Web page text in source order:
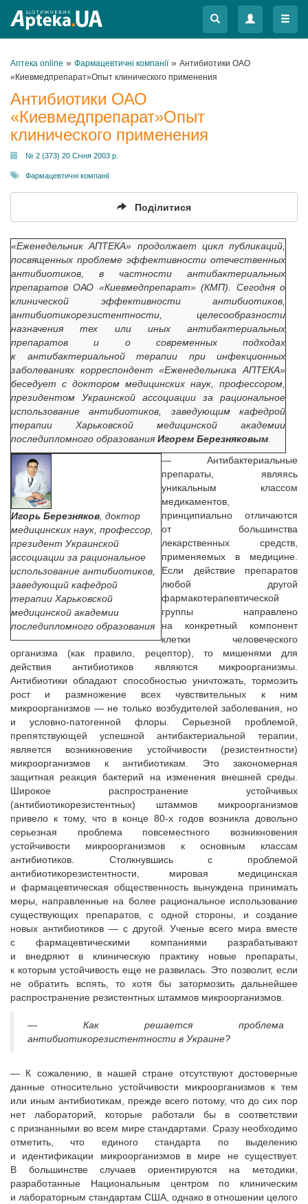
Меню
Меню
Аптека online » Фармацевтичні компанії» Антибиотики ОАО
«Киевмедпрепарат»Опыт клинического применения
Антибиотики ОАО
«Киевмедпрепарат»Опыт
клинического применения
№ 2 (373) 20 Січня 2003 р.
Фармацевтичні компанії
Поділитися
«Еженедельник АПТЕКА» продолжает цикл публикаций,
посвященных проблеме эффективности отечественных
антибиотиков, в частности антибактериальных
препаратов ОАО «Киевмедпрепарат» (КМП). Сегодня о
клинической эффективности антибиотиков,
антибиотикорезистентности, целесообразности
назначения тех или иных антибактериальных
препаратов и о современных подходах
к антибактериальной терапии при инфекционных
заболеваниях корреспондент «Еженедельника АПТЕКА»
беседует с доктором медицинских наук, профессором,
президентом Украинской ассоциации за рациональное
использование антибиотиков, заведующим кафедрой
терапии Харьковской медицинской академии
последипломного образования Игорем Березняковым
Игорь Березняков , доктор
медицинских наук, профессор,
президент Украинской
ассоциации за рациональное
использование антибиотиков,
заведующий кафедрой
терапии Харьковской
медицинской академии
последипломного образования
—
Антибактериальные
препараты, являясь
уникальным классом
медикаментов,
принципиально отличаются
от большинства
лекарственных средств,
применяемых в медицине.
Если действие препаратов
любой другой
фармакотерапевтической
группы направлено
на конкретный компонент
клетки человеческого
организма (как правило, рецептор), то мишенями для
действия антибиотиков являются микроорганизмы.
Антибиотики обладают способностью уничтожать, тормозить
рост и размножение всех чувствительных к ним
микроорганизмов — не только возбудителей заболевания, но
и условно-патогенной флоры. Серьезной проблемой,
препятствующей успешной антибактериальной терапии,
является возникновение устойчивости (резистентности)
микроорганизмов к антибиотикам. Это закономерная
защитная реакция бактерий на изменения внешней среды.
Широкое распространение устойчивых
(антибиотикорезистентных) штаммов микроорганизмов
привело к тому, что в конце 80-х годов возникла довольно
серьезная проблема повсеместного возникновения
устойчивости микроорганизмов к основным классам
антибиотиков. Столкнувшись с проблемой
антибиотикорезистентности, мировая медицинская
и фармацевтическая общественность вынуждена принимать
меры, направленные на более рациональное использование
существующих препаратов, с одной стороны, и создание
новых антибиотиков — с другой. Ученые всего мира вместе
с фармацевтическими компаниями разрабатывают
и внедряют в клиническую практику новые препараты,
к которым устойчивость еще не развилась. Это позволит, если
не обратить вспять, то хотя бы затормозить дальнейшее
распространение резистентных штаммов микроорганизмов.
— Как решается проблема
антибиотикорезистентности в Украине?
— К сожалению, в нашей стране отсутствуют достоверные
данные относительно устойчивости микроорганизмов к тем
или иным антибиотикам, прежде всего потому, что до сих пор
нет лабораторий, которые работали бы в соответствии
с признанными во всем мире стандартами. Сразу необходимо
отметить, что единого стандарта по выделению
и идентификации микроорганизмов в мире не существует.
В большинстве случаев ориентируются на методики,
разработанные Национальным центром по клиническим
и лабораторным стандартам США, однако в отношении целого